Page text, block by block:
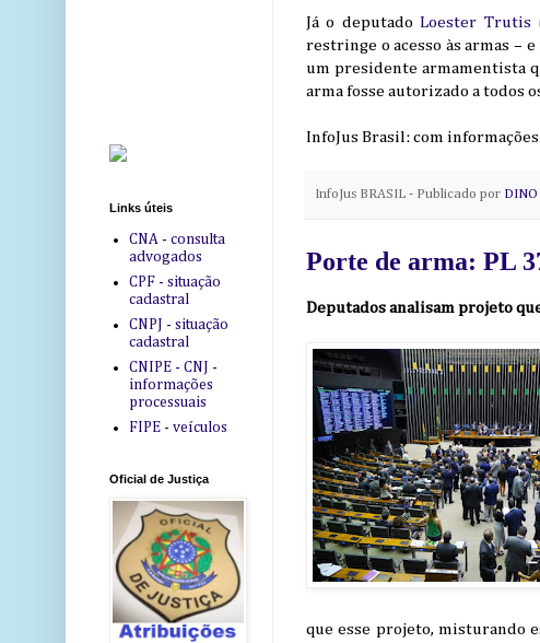
Já o deputado Loester Trutis
restringe o acesso às armas –
um presidente armamentista
arma fosse autorizado a todos
InfoJus Brasil: com
InfoJus BRASIL - Publicado por DINO
Porte de arma: PL
Deputados analisam projeto
que esse projeto, misturando
Links úteis
CNA - consulta
advogados
CPF - situação
cadastral
CNPJ - situação
cadastral
CNIPE - CNJ -
informações
processuais
FIPE - veículos
Oficial de Justiça